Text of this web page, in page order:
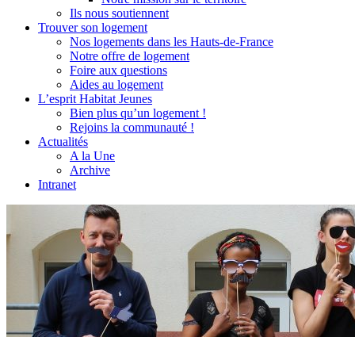
Ils nous soutiennent
Trouver son logement
Nos logements dans les Hauts-de-France
Notre offre de logement
Foire aux questions
Aides au logement
L’esprit Habitat Jeunes
Bien plus qu’un logement !
Rejoins la communauté !
Actualités
A la Une
Archive
Intranet